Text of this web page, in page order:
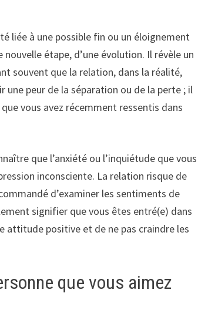
liée à une possible fin ou un éloignement
étape, d’une évolution. Il révèle un
souvent que la relation, dans la réalité,
une peur de la séparation ou de la perte ; il
vous avez récemment ressentis dans
que l’anxiété ou l’inquiétude que vous
inconsciente. La relation risque de
d’examiner les sentiments de
signifier que vous êtes entré(e) dans
attitude positive et de ne pas craindre les
que vous aimez